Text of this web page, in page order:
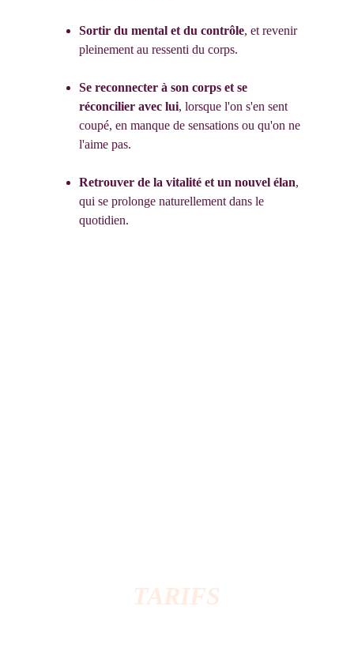
Sortir du mental et du contrôle, et revenir
pleinement au ressenti du corps.
Se reconnecter à son corps et se
réconcilier avec lui, lorsque l'on s'en sent
coupé, en manque de sensations ou qu'on ne
l'aime pas.
Retrouver de la vitalité et un nouvel élan,
qui se prolonge naturellement dans le
quotidien.
TARIFS